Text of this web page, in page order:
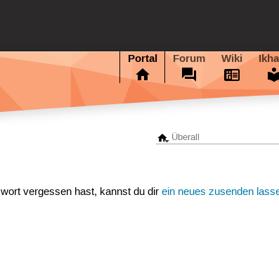
Portal Forum Wiki
vergessen hast, kannst du direin neues zusenden